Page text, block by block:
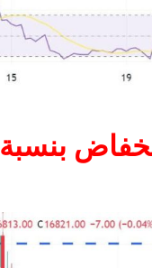
75٪ من أعلى مستوى